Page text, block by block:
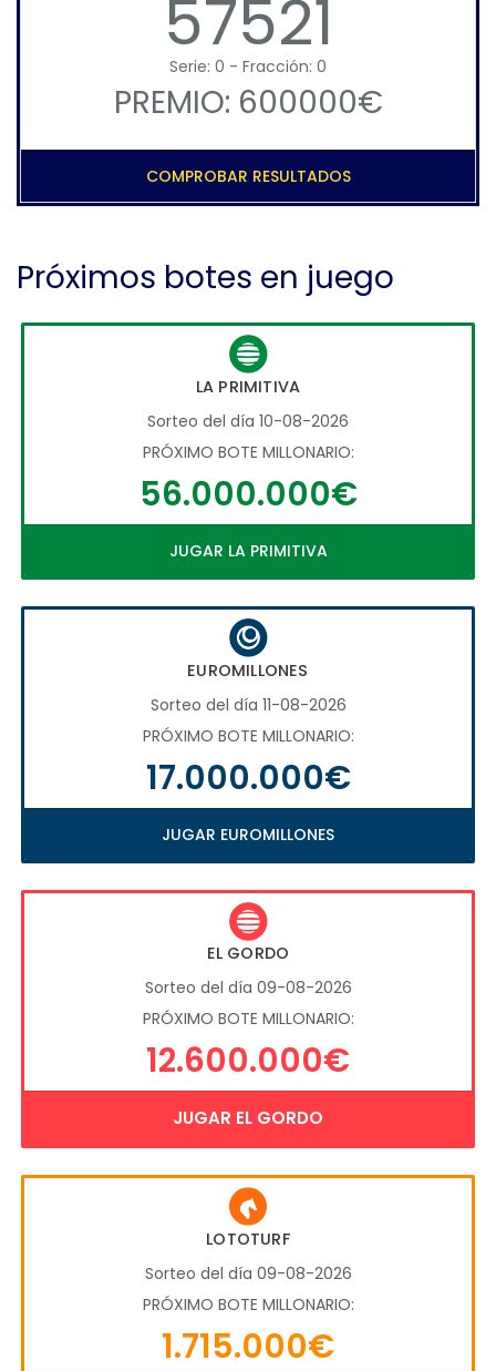
57521
Serie: 0 - Fracción: 0
PREMIO: 600000€
COMPROBAR RESULTADOS
Próximos botes en juego
LA PRIMITIVA
Sorteo del día 10-08-2026
PRÓXIMO BOTE MILLONARIO:
56.000.000€
JUGAR LA PRIMITIVA
EUROMILLONES
Sorteo del día 11-08-2026
PRÓXIMO BOTE MILLONARIO:
17.000.000€
JUGAR EUROMILLONES
EL GORDO
Sorteo del día 09-08-2026
PRÓXIMO BOTE MILLONARIO:
12.600.000€
JUGAR EL GORDO
LOTOTURF
Sorteo del día 09-08-2026
PRÓXIMO BOTE MILLONARIO:
1.715.000€